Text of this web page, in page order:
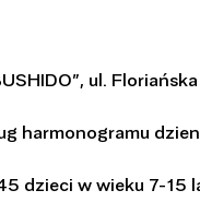
ul. Floriańska
harmonogramu
dzieci w wieku 7-15